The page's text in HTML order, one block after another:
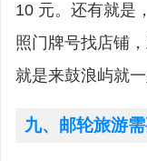
10 元。还有就是
照门牌号找店铺
就是来鼓浪屿就
九、邮轮旅游